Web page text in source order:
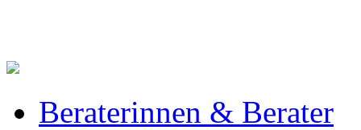
Beraterinnen & Berater